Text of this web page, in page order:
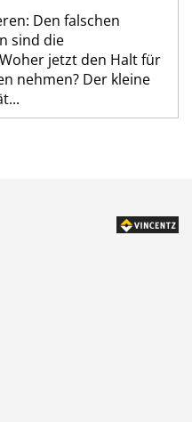
Den falschen
sind die
jetzt den Halt für
nehmen? Der kleine